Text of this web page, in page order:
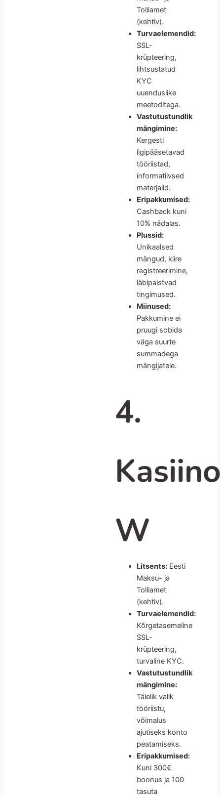
Tolliamet
(kehtiv).
Turvaelemendid:
SSL-
krüpteering,
lihtsustatud
KYC
uuenduslike
meetoditega.
Vastutustundlik
mängimine:
Kergesti
ligipääsetavad
tööriistad,
informatiivsed
materjalid.
Eripakkumised:
Cashback kuni
10% nädalas.
Plussid:
Unikaalsed
mängud, kiire
registreerimine,
läbipaistvad
tingimused.
Miinused:
Pakkumine ei
pruugi sobida
väga suurte
summadega
mängijatele.
4.
Kasiino
W
Litsents: Eesti
Maksu- ja
Tolliamet
(kehtiv).
Turvaelemendid:
Kõrgetasemeline
SSL-
krüpteering,
turvaline KYC.
Vastutustundlik
mängimine:
Täielik valik
tööriistu,
võimalus
ajutiseks konto
peatamiseks.
Eripakkumised:
Kuni 300€
boonus ja 100
tasuta